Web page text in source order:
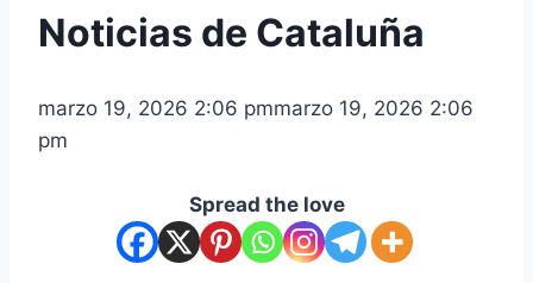
Noticias de Cataluña
marzo 19, 2026 2:06 pmmarzo 19, 2026 2:06
pm
Spread the love